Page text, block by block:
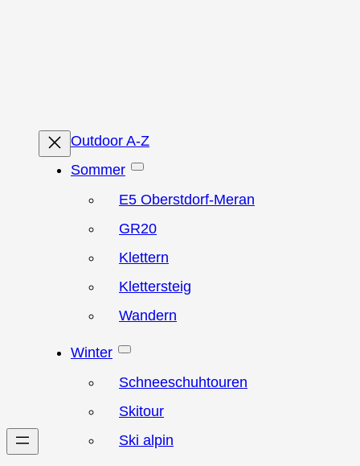
Outdoor A-Z
Sommer
E5 Oberstdorf-Meran
GR20
Klettern
Klettersteig
Wandern
Winter
Schneeschuhtouren
Skitour
Ski alpin